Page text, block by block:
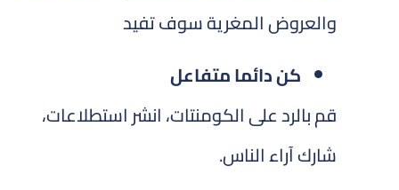
والعروض المغرية سوف تفيد
كن دائما متفاعل
قم بالرد على الكومنتات، انشر استطلاعات،
شارك آراء الناس.